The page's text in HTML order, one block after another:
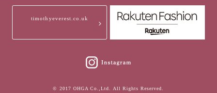
timothyeverest.co.uk
© 2017 OHGA Co.,Ltd. All Rights Reserved.